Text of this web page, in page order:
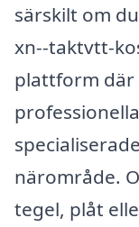
särskilt om
xn--taktvtt-
plattform där
närområde.
tegel, plåt